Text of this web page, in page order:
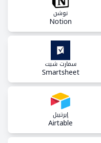
نوشن
Notion
سمارت شيت
Smartsheet
إيرتيبل
Airtable